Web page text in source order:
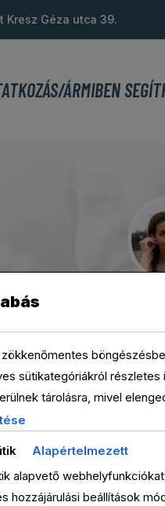
Kresz Géza utca 39.
ÁRMIBEN
sütikategóriákról
tárolásra, mivel
igényelnek
csak az Ön
fontos tudnia, hogy egyes
Alapértelmezett
alapvető
hozzájárulási beállítások